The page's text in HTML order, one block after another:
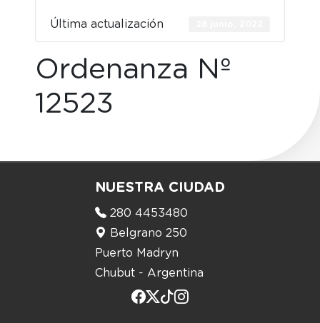
Última actualización
Ordenanza Nº
12523
NUESTRA CIUDAD
280 4453480
Belgrano 250
Puerto Madryn
Chubut - Argentina